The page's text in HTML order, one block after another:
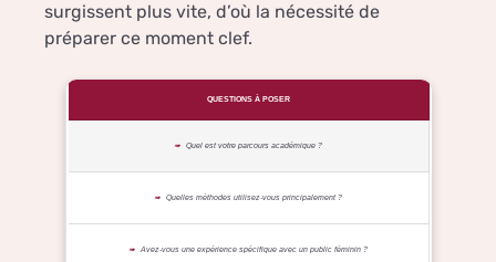
surgissent plus vite, d’où la nécessité de
préparer ce moment clef.
QUESTIONS À POSER
Quel est votre parcours académique ?
Quelles méthodes utilisez-vous principalement ?
Avez-vous une expérience spécifique avec un public féminin ?